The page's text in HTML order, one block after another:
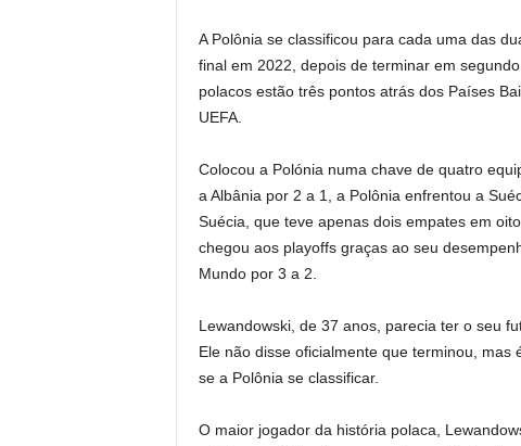
A Polônia se classificou para cada uma das
final em 2022, depois de terminar em
polacos estão três pontos atrás dos Países
UEFA.
Colocou a Polónia numa chave de quatro
a Albânia por 2 a 1, a Polônia enfrentou a
Suécia, que teve apenas dois empates em
chegou aos playoffs graças ao seu
Mundo por 3 a 2.
Lewandowski, de 37 anos, parecia ter o seu
Ele não disse oficialmente que terminou,
se a Polônia se classificar.
O maior jogador da história polaca,